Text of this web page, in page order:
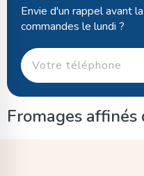
Envie d'un rappel avant
commandes le lundi ?
Fromages affinés